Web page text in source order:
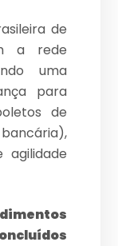
de
a rede
uma
para
de
agilidade